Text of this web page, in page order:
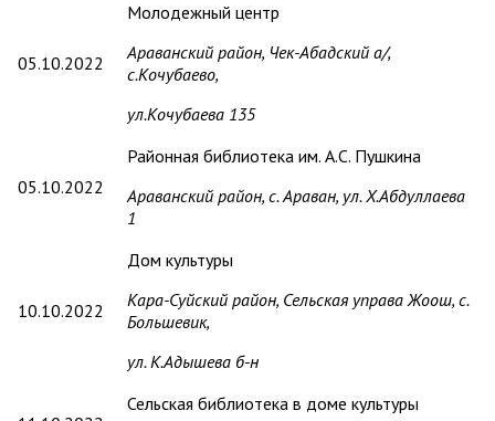
05.10.2022
Молодежный центр
Араванский район, Чек-Абадский а/ө,
с.Кочубаево,
ул.Кочубаева 135
05.10.2022
Районная библиотека им. А.С. Пушкина
Араванский район, с. Араван, ул. Х.Абдуллаева
1
10.10.2022
Дом культуры
Кара-Суйский район, Сельская управа Жоош, с.
Большевик,
ул. К.Адышева б-н
Сельская библиотека в доме культуры